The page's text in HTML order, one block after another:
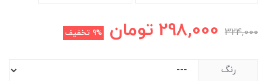
324,000
298,000 تومان 9% تخفیف
رنگ